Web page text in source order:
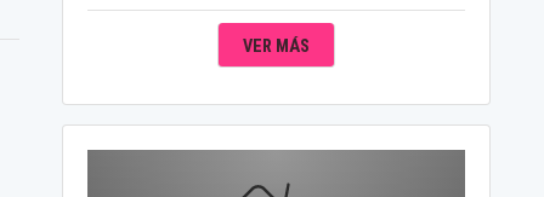
VER MÁS